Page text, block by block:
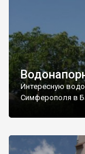
Интересную
Симферополя в